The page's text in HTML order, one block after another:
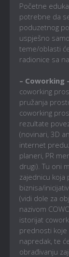
Početne
potrebne da
poduzetnog
uspješno
teme/oblasti
radionice sa
– Coworking
coworking
pružanja
coworking
rezultate
(novinari, 3D
internet
planeri, PR
drugi). Tu oni
zajednicu koja
biznisa/
(vidi dole za
nazivom
istorijat
prednosti koje
napredak, te
obrađivanju